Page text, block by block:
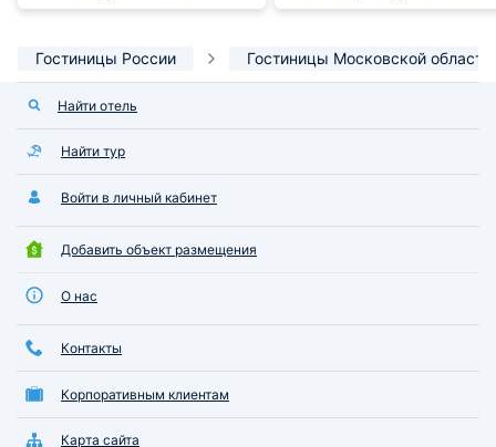
Гостиницы России Гостиницы Московской области
Найти отель
Найти тур
Войти в личный кабинет
Добавить объект размещения
О нас
Контакты
Корпоративным клиентам
Карта сайта